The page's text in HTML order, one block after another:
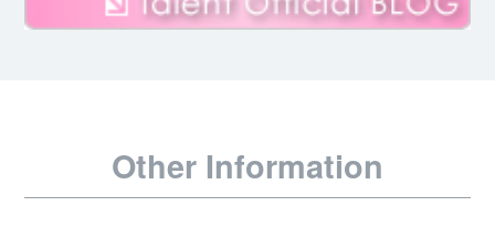
Other Information